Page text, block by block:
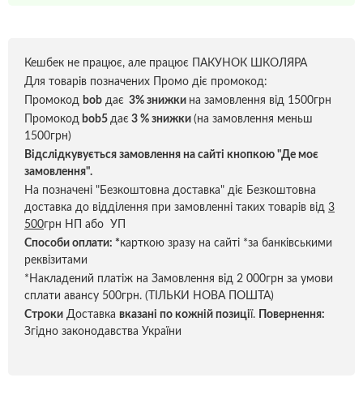
Кешбек не працює, але працює ПАКУНОК ШКОЛЯРА
Для товарів позначених Промо діє промокод:
Промокод bob дає 3% знижки на замовлення від 1500грн
Промокод bob5 дає 3 % знижки (на замовлення меньш
1500грн)
Відслідкувується замовлення на сайті кнопкою "Де моє
замовлення".
На позначені "Безкоштовна доставка" діє Безкоштовна
доставка до відділення при замовленні таких товарів від 3
500грн НП або УП
Способи оплати: *карткою зразу на сайті *за банківськими
реквізитами
*Накладений платіж на Замовлення від 2 000грн за умови
сплати авансу 500грн. (ТІЛЬКИ НОВА ПОШТА)
Строки Доставка вказані по кожній позиції.
Повернення:
Згідно законодавства України